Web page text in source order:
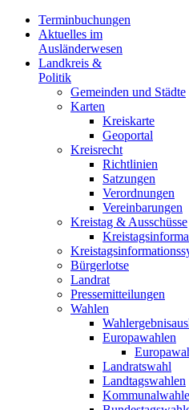
Terminbuchungen
Aktuelles im
Ausländerwesen
Landkreis &
Politik
Gemeinden und Städte
Karten
Kreiskarte
Geoportal
Kreisrecht
Richtlinien
Satzungen
Verordnungen
Vereinbarungen
Kreistag & Ausschüsse
Bürgerlotse
Landrat
Pressemitteilungen
Wahlen
Europawahlen
Landratswahl
Landtagswahlen